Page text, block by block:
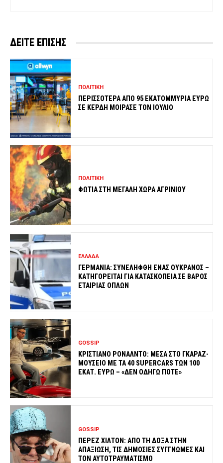
ΔΕΙΤΕ ΕΠΙΣΗΣ
ΠΟΛΙΤΙΚΗ
ΠΕΡΙΣΣΟΤΕΡΑ ΑΠΟ 95 ΕΚΑΤΟΜΜΥΡΙΑ ΕΥΡΩ
ΣΕ ΚΕΡΔΗ ΜΟΙΡΑΣΕ ΤΟΝ ΙΟΥΛΙΟ
ΠΟΛΙΤΙΚΗ
ΦΩΤΙΑ ΣΤΗ ΜΕΓΑΛΗ ΧΩΡΑ ΑΓΡΙΝΙΟΥ
ΕΛΛΑΔΑ
ΓΕΡΜΑΝΙΑ: ΣΥΝΕΛΗΦΘΗ ΕΝΑΣ ΟΥΚΡΑΝΟΣ –
ΚΑΤΗΓΟΡΕΙΤΑΙ ΓΙΑ ΚΑΤΑΣΚΟΠΕΙΑ ΣΕ ΒΑΡΟΣ
ΕΤΑΙΡΙΑΣ ΟΠΛΩΝ
GOSSIP
ΚΡΙΣΤΙΑΝΟ ΡΟΝΑΛΝΤΟ: ΜΕΣΑ ΣΤΟ ΓΚΑΡΑΖ-
ΜΟΥΣΕΙΟ ΜΕ ΤΑ 40 SUPERCARS ΤΩΝ 100
ΕΚΑΤ. ΕΥΡΩ – «ΔΕΝ ΟΔΗΓΩ ΠΟΤΕ»
GOSSIP
ΠΕΡΕΖ ΧΙΛΤΟΝ: ΑΠΟ ΤΗ ΔΟΞΑ ΣΤΗΝ
ΑΠΑΞΙΩΣΗ, ΤΙΣ ΔΗΜΟΣΙΕΣ ΣΥΓΓΝΩΜΕΣ ΚΑΙ
ΤΟΝ ΑΥΤΟΤΡΑΥΜΑΤΙΣΜΟ